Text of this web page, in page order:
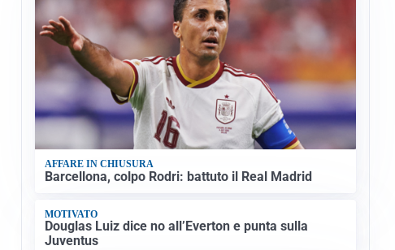
AFFARE IN CHIUSURA
Barcellona, colpo Rodri: battuto il Real Madrid
MOTIVATO
Douglas Luiz dice no all’Everton e punta sulla
Juventus